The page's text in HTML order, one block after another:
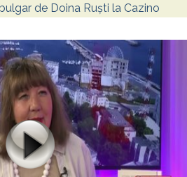
de Doina Ruști la Cazino